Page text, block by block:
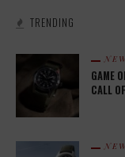
TRENDING
GAME
CALL